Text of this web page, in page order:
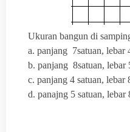
Ukuran bangun di
a. panjang 7satuan, lebar
b. panjang 8satuan, lebar
c. panjang 4 satuan, lebar
d. panajng 5 satuan, lebar